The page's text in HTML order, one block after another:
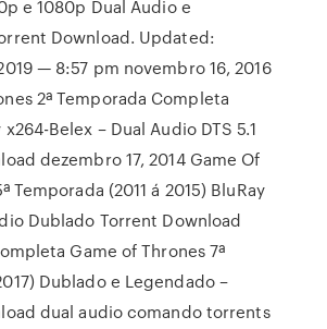
e 1080p Dual Áudio e
Download. Updated:
— 8:57 pm novembro 16, 2016
2ª Temporada Completa
Belex – Dual Audio DTS 5.1
dezembro 17, 2014 Game Of
Temporada (2011 á 2015) BluRay
Dublado Torrent Download
Game of Thrones 7ª
Dublado e Legendado –
dual audio comando torrents